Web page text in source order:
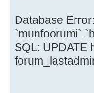
Database
SQL: UPDATE